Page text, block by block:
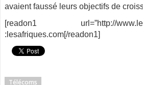
avaient faussé leurs objectifs de
[readon1 url=”http://
:lesafriques.com[/readon1]
Télécoms